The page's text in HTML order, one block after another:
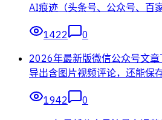
AI痕迹（头条号、公众号、百
1422
0
2026年最新版微信公众号文
导出含图片视频评论，还能保
1942
0